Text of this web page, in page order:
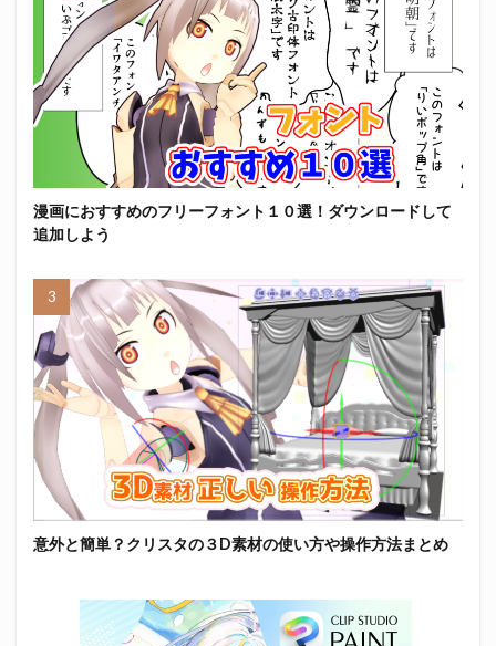
漫画におすすめのフリーフォント１０選！ダウンロードして
追加しよう
意外と簡単？クリスタの３D素材の使い方や操作方法まとめ